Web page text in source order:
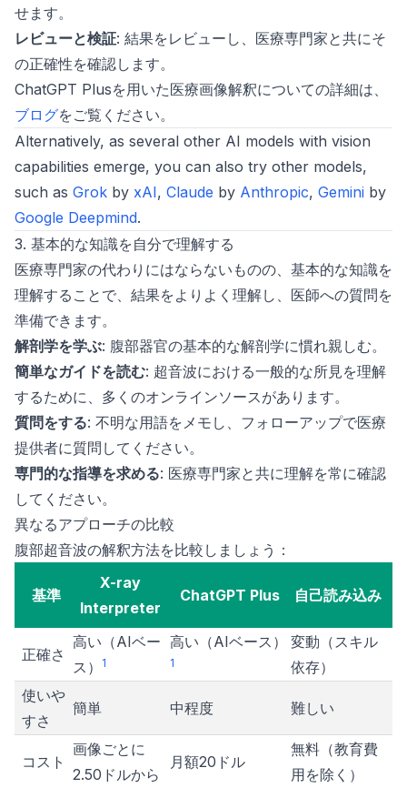
せます。
レビューと検証: 結果をレビューし、医療専門家と共にそ
の正確性を確認します。
ChatGPT Plusを用いた医療画像解釈についての詳細は、
ブログをご覧ください。
Alternatively, as several other AI models with vision
capabilities emerge, you can also try other models,
such as Grok by xAI, Claude by Anthropic, Gemini by
Google Deepmind.
3. 基本的な知識を自分で理解する
医療専門家の代わりにはならないものの、基本的な知識を
理解することで、結果をよりよく理解し、医師への質問を
準備できます。
解剖学を学ぶ: 腹部器官の基本的な解剖学に慣れ親しむ。
簡単なガイドを読む: 超音波における一般的な所見を理解
するために、多くのオンラインソースがあります。
質問をする: 不明な用語をメモし、フォローアップで医療
提供者に質問してください。
専門的な指導を求める: 医療専門家と共に理解を常に確認
してください。
異なるアプローチの比較
腹部超音波の解釈方法を比較しましょう：
基準
X-ray
Interpreter
ChatGPT Plus 自己読み込み
正確さ
高い（AIベー
ス）
1
高い（AIベース）
1
変動（スキル
依存）
使いや
すさ
簡単 中程度 難しい
コスト
画像ごとに
2.50ドルから
月額20ドル
無料（教育費
用を除く）